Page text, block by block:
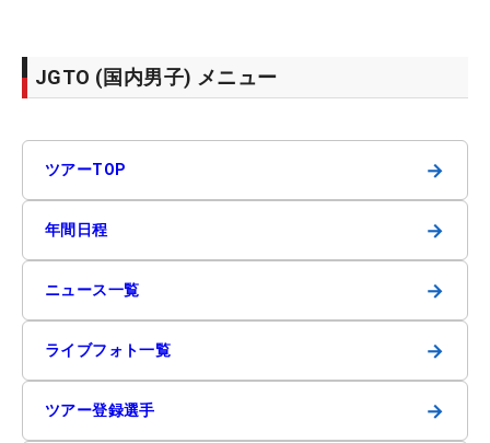
JGTO (国内男子) メニュー
ツアーTOP →
年間日程 →
ニュース一覧 →
ライブフォト一覧 →
ツアー登録選手 →